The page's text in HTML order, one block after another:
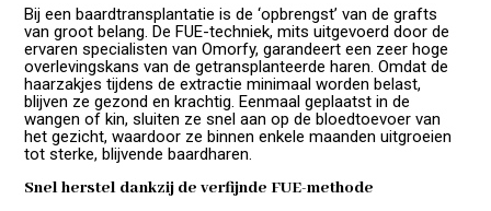
Bij een baardtransplantatie is de ‘opbrengst’ van de grafts
van groot belang. De FUE-techniek, mits uitgevoerd door de
ervaren specialisten van Omorfy, garandeert een zeer hoge
overlevingskans van de getransplanteerde haren. Omdat de
haarzakjes tijdens de extractie minimaal worden belast,
blijven ze gezond en krachtig. Eenmaal geplaatst in de
wangen of kin, sluiten ze snel aan op de bloedtoevoer van
het gezicht, waardoor ze binnen enkele maanden uitgroeien
tot sterke, blijvende baardharen.
Snel herstel dankzij de verfijnde FUE-methode